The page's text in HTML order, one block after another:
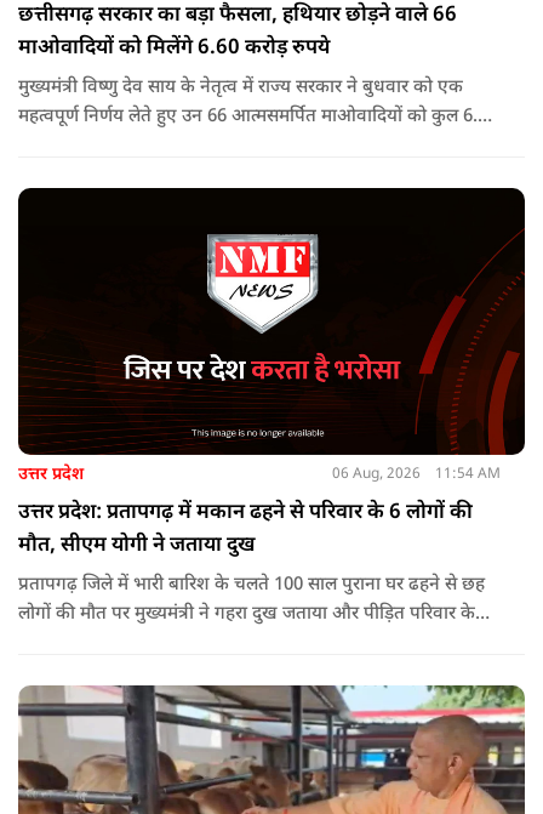
छत्तीसगढ़ सरकार का बड़ा फैसला, हथियार छोड़ने वाले 66
माओवादियों को मिलेंगे 6.60 करोड़ रुपये
मुख्यमंत्री विष्णु देव साय के नेतृत्व में राज्य सरकार ने बुधवार को एक
महत्वपूर्ण निर्णय लेते हुए उन 66 आत्मसमर्पित माओवादियों को कुल 6.60
उत्तर प्रदेश 06 Aug, 2026 11:54 AM
उत्तर प्रदेश: प्रतापगढ़ में मकान ढहने से परिवार के 6 लोगों की
मौत, सीएम योगी ने जताया दुख
प्रतापगढ़ जिले में भारी बारिश के चलते 100 साल पुराना घर ढहने से छह
लोगों की मौत पर मुख्यमंत्री ने गहरा दुख जताया और पीड़ित परिवार के